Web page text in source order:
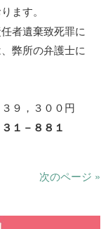
ます。
者遺棄致死罪に
弊所の弁護士に
９，３００円
１－８８１
次のページ »